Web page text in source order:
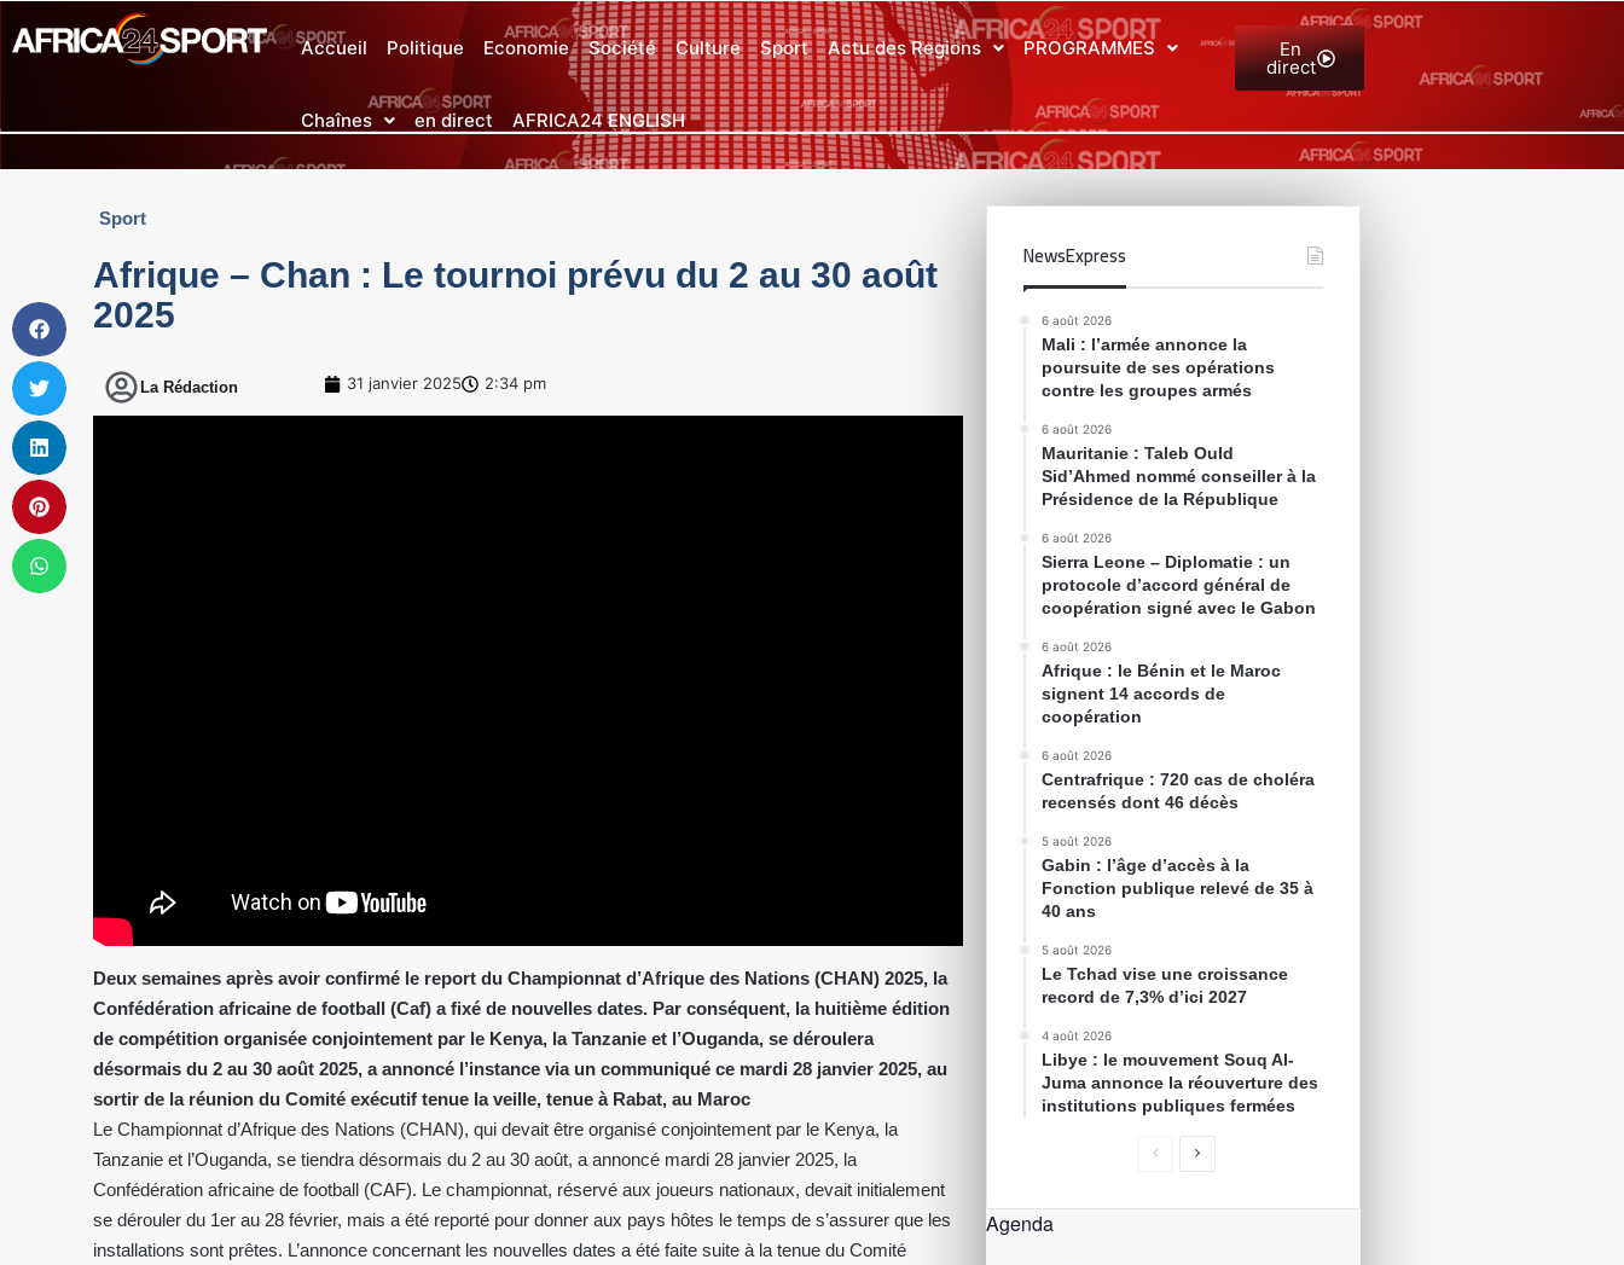
Accueil Politique Economie Société Culture Sport Actu des Regions PROGRAMMES
Chaînes en direct AFRICA24 ENGLISH
En
direct
Sport
Afrique – Chan : Le tournoi prévu du 2 au 30 août
2025
La Rédaction 31 janvier 2025 2:34 pm
Deux semaines après avoir confirmé le report du Championnat d’Afrique des Nations (CHAN) 2025, la
Con­fédération africaine de football (Caf) a fixé de nouvelles dates. Par conséquent, la huitième édition
de compétition organisée conjointement par le Kenya, la Tanzanie et l’Ouganda, se déroulera
désormais du 2 au 30 août 2025, a annoncé l’instance via un communiqué ce mardi 28 janvier 2025, au
sortir de la réunion du Comité exécutif tenue la veille, tenue à Rabat, au Maroc
Le Championnat d’Afrique des Nations (CHAN), qui devait être organisé conjointement par le Kenya, la
Tanzanie et l’Ouganda, se tiendra désormais du 2 au 30 août, a annoncé mardi 28 janvier 2025, la
Confédération africaine de football (CAF). Le championnat, réservé aux joueurs nationaux, devait initialement
se dérouler du 1er au 28 février, mais a été reporté pour donner aux pays hôtes le temps de s’assurer que les
installations sont prêtes. L’annonce concernant les nouvelles dates a été faite suite à la tenue du Comité
NewsExpress
6 août 2026
Mali : l’armée annonce la
poursuite de ses opérations
contre les groupes armés
6 août 2026
Mauritanie : Taleb Ould
Sid’Ahmed nommé conseiller à la
Présidence de la République
6 août 2026
Sierra Leone – Diplomatie : un
protocole d’accord général de
coopération signé avec le Gabon
6 août 2026
Afrique : le Bénin et le Maroc
signent 14 accords de
coopération
6 août 2026
Centrafrique : 720 cas de choléra
recensés dont 46 décès
5 août 2026
Gabin : l’âge d’accès à la
Fonction publique relevé de 35 à
40 ans
5 août 2026
Le Tchad vise une croissance
record de 7,3% d’ici 2027
4 août 2026
Libye : le mouvement Souq Al-
Juma annonce la réouverture des
institutions publiques fermées
Agenda